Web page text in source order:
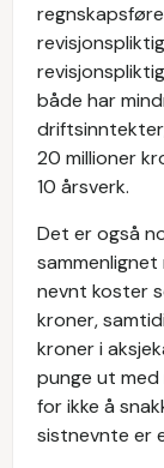
både har
20 millioner
10 årsverk.
Det er også
nevnt koster
kroner,
kroner i
punge ut
for ikke å
sistnevnte er